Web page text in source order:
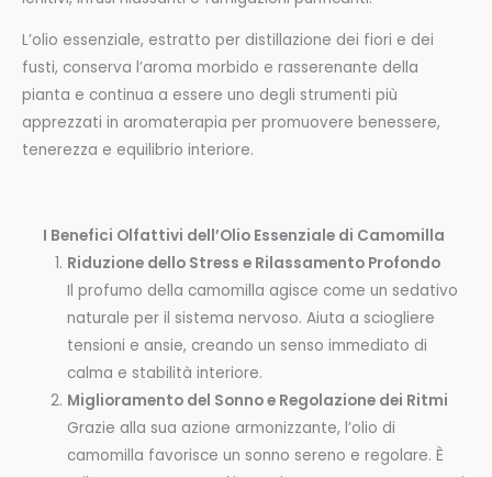
L’olio essenziale, estratto per distillazione dei fiori e dei
fusti, conserva l’aroma morbido e rasserenante della
pianta e continua a essere uno degli strumenti più
apprezzati in aromaterapia per promuovere benessere,
tenerezza e equilibrio interiore.
I Benefici Olfattivi dell’Olio Essenziale di Camomilla
Riduzione dello Stress e Rilassamento Profondo
Il profumo della camomilla agisce come un sedativo
naturale per il sistema nervoso. Aiuta a sciogliere
tensioni e ansie, creando un senso immediato di
calma e stabilità interiore.
Miglioramento del Sonno e Regolazione dei Ritmi
Grazie alla sua azione armonizzante, l’olio di
camomilla favorisce un sonno sereno e regolare. È